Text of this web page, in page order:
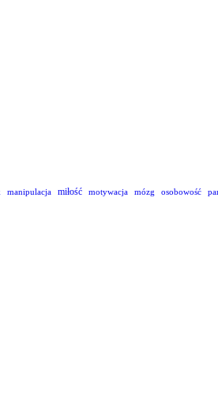
manipulacja miłość motywacja mózg osobowość